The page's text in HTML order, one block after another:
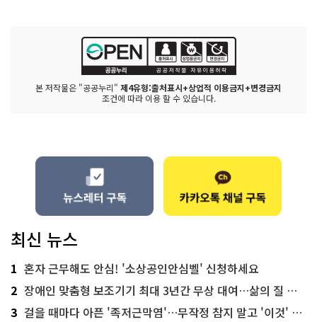
본 저작물은 "공공누리" 제4유형:출처표시+상업적 이용금지+변경금지
조건에 따라 이용 할 수 있습니다.
최신 뉴스
1 혼자 근무해도 안심! '소상공인안심벨' 신청하세요
2 장애인 맞춤형 보조기기 최대 3년간 무상 대여…삶의 질 높인다
3 걸을 때마다 아픈 '족저근막염'…무작정 참지 말고 '이것' 해보세요!